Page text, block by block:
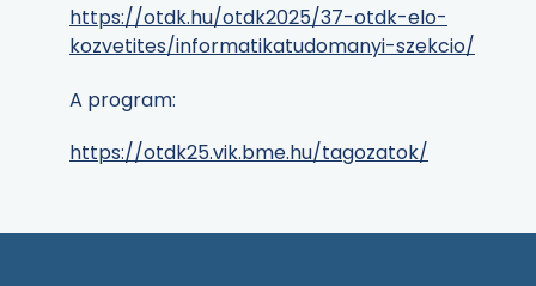
https://otdk.hu/otdk2025/37-otdk-elo-
kozvetites/informatikatudomanyi-szekcio/
A program:
https://otdk25.vik.bme.hu/tagozatok/